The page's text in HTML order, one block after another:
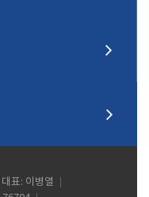
대표: 이병열